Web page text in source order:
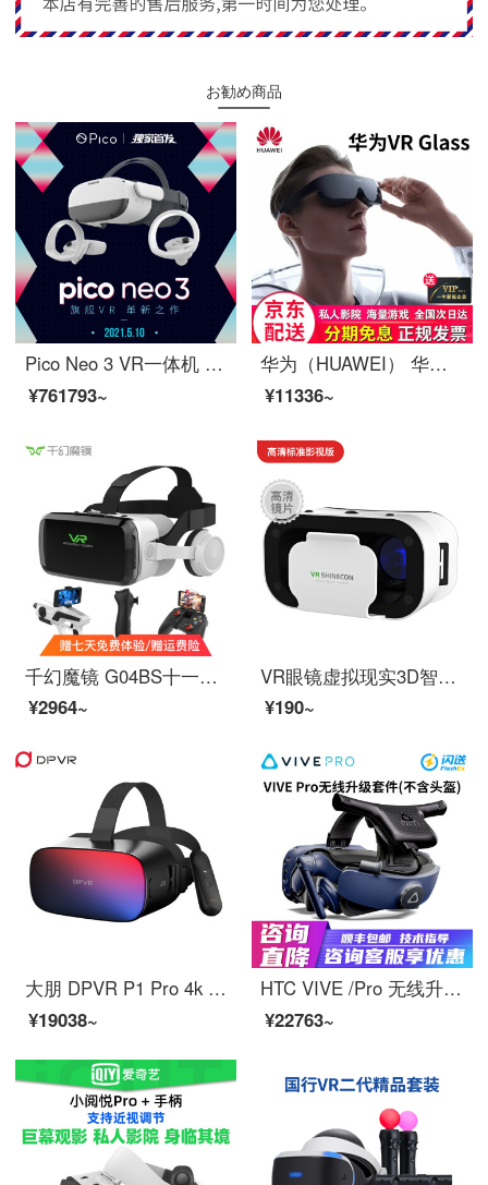
お勧め商品
Pico Neo 3 VR一体机 5月10日新品发布 骁龙XR2 光学追踪 瞳距调节 无线串流Steam VR
¥761793~
华为（HUAWEI） 华为VR眼镜原装虚拟现实3D全景头戴式IMAX巨幕式体验手机投屏游戏眼镜 华为VR眼镜【送一年影视会员】
¥11336~
千幻魔镜 G04BS十一代vr眼镜智能蓝牙链接 3D眼镜手机VR游戏机 游戏版【八层纳米蓝光+手柄+游戏手柄+AR枪
¥2964~
VR眼镜虚拟现实3D智能手机游戏rv眼睛4d一体机头盔ar苹果安卓 【VR眼镜+VR礼包】-【高清标准影视版】
¥190~
大朋 DPVR P1 Pro 4k VR一体机 VR眼镜 体感游戏机 智能3D头盔 3DOF体感手柄套装
¥19038~
HTC VIVE /Pro 无线升级套件 VIVE无线升级 Pro2.0无线套件 VR头盔无线套件 VIVE Pro 无线升级套件
¥22763~